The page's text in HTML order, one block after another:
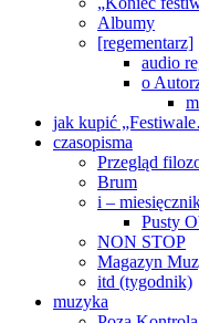
Albumy
[regementarz]
audio
o
jak kupić
czasopisma
Przegląd
Brum
i –
Pusty
NON STOP
Magazyn
itd (tygodnik)
muzyka